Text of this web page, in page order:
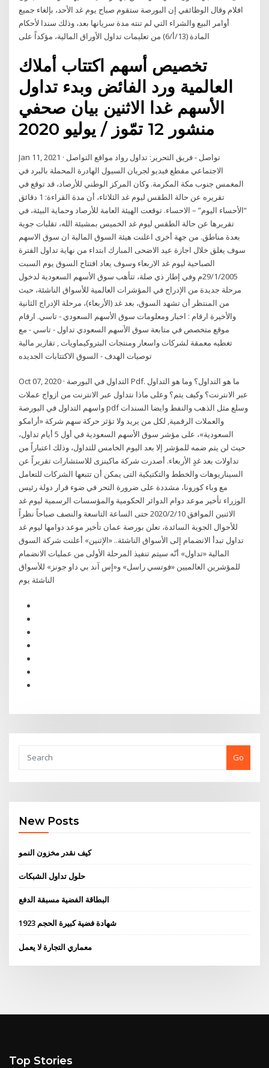
افلام وقال الوظائفي إن البورصة ستقوم صباح يوم غد الأحد، بإلغاء جميع
أوامر البيع والشراء التي لم تنته مدة سريانها بعد، وذلك سندا لأحكام
المادة (13/أ/6) من تعليمات تداول الأوراق المالية، مؤكداً على
تخصيص أسهم اكتتاب أملاك
العالمية ورد الفائض وبدء تداول
الأسهم غدا الاثنين بيان صحفي
منشور 12 تمّوز / يوليو 2020
Jan 11, 2021 · تواصل - فريق التحرير: تداول رواد مواقع التواصل
الاجتماعي مقطع فيديو لجريان السيول الهادرة المحملة بالبرد في
المغمس جنوب مكة المكرمة. وكان المركز الوطني للأرصاد، قد توقع في
تقريره عن حالة الطقس ليوم غد الثلاثاء، أن مدة القراءة: 1 دقائق
“الأحساء اليوم” – الاحساء. توقعت الهيئة العامة للأرصاد وحماية البيئة، في
تقريرها عن حالة الطقس ليوم غد الخميس بمشيئة الله، تقلبات جوية
بعدة مناطق. من جهة أخرى اعلنت هيئة السوق المالية ان سوق الاسهم
سوف يغلق خلال اجازة عيد الاضحى المبارك ابتداء من نهاية تداول الفترة
الصباحية ليوم غد الاربعاء وسوف يعاد افتتاح السوق يوم السبت
29/1/2005م وفي إطار ذي صلة، تتأهب سوق الأسهم السعودية لدخول
مرحلة جديدة من الإدراج في المؤشرات العالمية للأسواق الناشئة، حيث
من المنتظر أن تشهد السوق، بعد غد (الأربعاء)، مرحلة الإدراج الثانية
والأخيرة ارقام : اخبار ومعلومات سوق الأسهم السعودي - تاسي. ارقام
موقع متخصص في متابعة سوق الأسهم السعودي تداول - تاسي - مع
تغطيه معمقة لشركات واسعار ومنتجات البتروكيماويات , تقارير مالية
الاكتتابات الجديده ‎توصيات الهدف - السوق
Oct 07, 2020 · التداول في البورصة Pdf. ما هو التداول؟ وما هو التداول
عبر الانترنت؟ وكيف يتم؟ وعلى ماذا نتداول عبر الانترنت من ازواج عملات
واسهم التداول في البورصة pdf وسلع مثل الذهب والنفط وايضا السندات
والعملات الرقمية, لكل من يريد ولا تؤثر حركة سهم شركة «أرامكو
السعودية»، على مؤشر سوق الأسهم السعودية في أول 5 أيام تداول،
حيث لن يتم ضمه للمؤشر إلا بعد اليوم الخامس للتداول، وذلك اعتباراً من
تداولات بعد غدٍ الأربعاء. أصدرت شركة ماكينزى للاستشارات تقريراً عن
السيناريوهات والخطط والتكتيكية التى يمكن أن تتبعها الشركات للتعامل
مع وباء كورونا، مشددة على ضرورة التحر في ضوء قرار دولة رئيس
الوزراء تأخير موعد دوام الدوائر الحكومية والمؤسسات الرسمية ليوم غد
الاثنين الموافق 2020/2/10 حتى الساعة التاسعة والنصف صباحاً نظراً
للأحوال الجوية السائدة، تعلن بورصة عمان تأخير موعد دوامها ليوم غد
تداول تبدأ الانضمام إلى الأسواق الناشئة.. «الإثنين» أعلنت شركة السوق
المالية «تداول» أنّه سيتم تنفيذ المرحلة الأولى من عمليات الانضمام
للمؤشرين العالميين «فوتسي راسل» و«إس آند بي داو جونز» للأسواق
الناشئة يوم
Go
New Posts
كيف نقدر مخزون النمو
حلول تداول الشبكات
البطاقة الفضية مسبقة الدفع
1923 شهادة فضية كبيرة الحجم
معماري التجارة لا يعمل
Top Stories